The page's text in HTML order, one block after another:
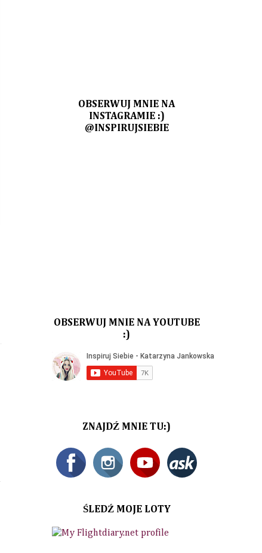
OBSERWUJ MNIE NA
INSTAGRAMIE :)
@INSPIRUJSIEBIE
OBSERWUJ MNIE NA YOUTUBE
:)
ZNAJDŹ MNIE TU:)
ŚLEDŹ MOJE LOTY